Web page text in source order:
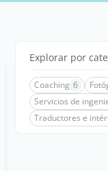
Explorar por
Coaching 6
Servicios de
Traductores e